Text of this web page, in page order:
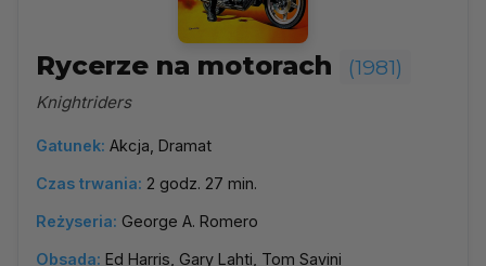
Rycerze na motorach (1981)
Knightriders
Gatunek: Akcja, Dramat
Czas trwania: 2 godz. 27 min.
Reżyseria: George A. Romero
Obsada: Ed Harris, Gary Lahti, Tom Savini